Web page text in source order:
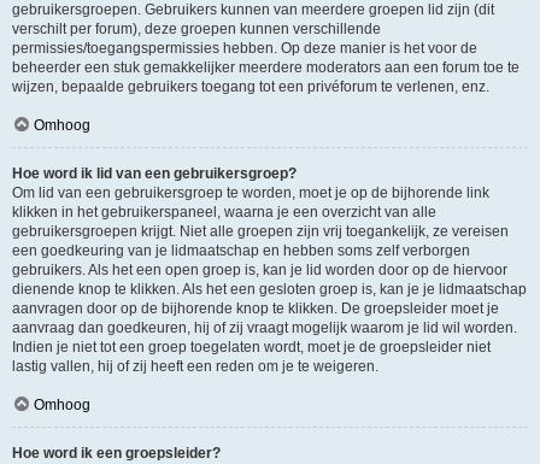
gebruikersgroepen. Gebruikers kunnen van meerdere groepen lid zijn (dit
verschilt per forum), deze groepen kunnen verschillende
permissies/toegangspermissies hebben. Op deze manier is het voor de
beheerder een stuk gemakkelijker meerdere moderators aan een forum toe te
wijzen, bepaalde gebruikers toegang tot een privéforum te verlenen, enz.
Omhoog
Hoe word ik lid van een gebruikersgroep?
Om lid van een gebruikersgroep te worden, moet je op de bijhorende link
klikken in het gebruikerspaneel, waarna je een overzicht van alle
gebruikersgroepen krijgt. Niet alle groepen zijn vrij toegankelijk, ze vereisen
een goedkeuring van je lidmaatschap en hebben soms zelf verborgen
gebruikers. Als het een open groep is, kan je lid worden door op de hiervoor
dienende knop te klikken. Als het een gesloten groep is, kan je je lidmaatschap
aanvragen door op de bijhorende knop te klikken. De groepsleider moet je
aanvraag dan goedkeuren, hij of zij vraagt mogelijk waarom je lid wil worden.
Indien je niet tot een groep toegelaten wordt, moet je de groepsleider niet
lastig vallen, hij of zij heeft een reden om je te weigeren.
Omhoog
Hoe word ik een groepsleider?